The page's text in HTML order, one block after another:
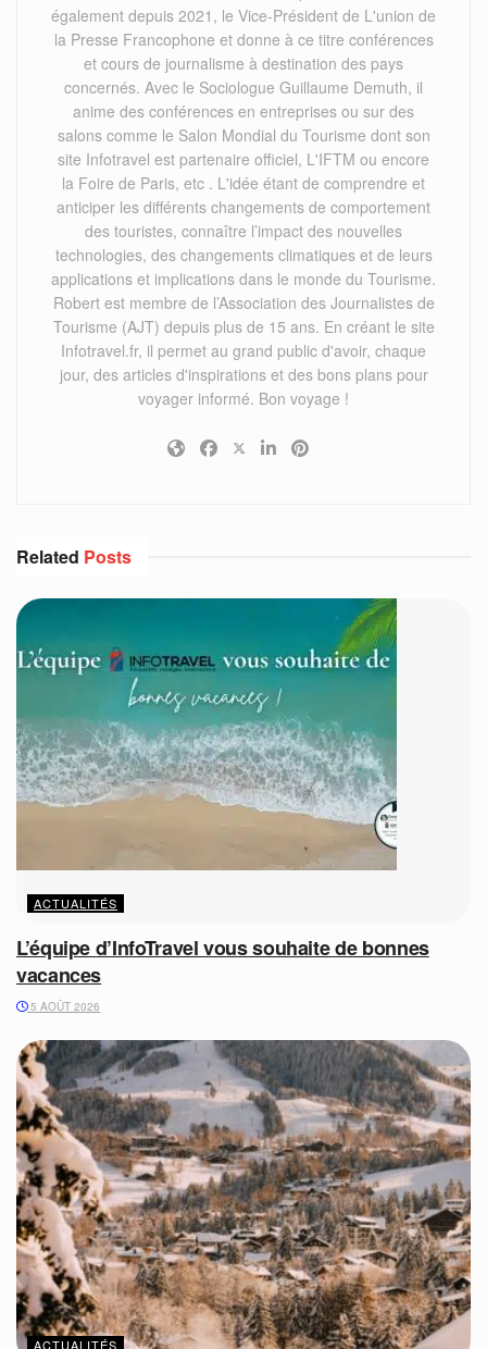
également depuis 2021, le Vice-Président de L'union de
la Presse Francophone et donne à ce titre conférences
et cours de journalisme à destination des pays
concernés. Avec le Sociologue Guillaume Demuth, il
anime des conférences en entreprises ou sur des
salons comme le Salon Mondial du Tourisme dont son
site Infotravel est partenaire officiel, L'IFTM ou encore
la Foire de Paris, etc . L'idée étant de comprendre et
anticiper les différents changements de comportement
des touristes, connaître l’impact des nouvelles
technologies, des changements climatiques et de leurs
applications et implications dans le monde du Tourisme.
Robert est membre de l’Association des Journalistes de
Tourisme (AJT) depuis plus de 15 ans. En créant le site
Infotravel.fr, il permet au grand public d'avoir, chaque
jour, des articles d'inspirations et des bons plans pour
voyager informé. Bon voyage !
Related Posts
ACTUALITÉS
L’équipe d’InfoTravel vous souhaite de bonnes
vacances
5 AOÛT 2026
ACTUALITÉS